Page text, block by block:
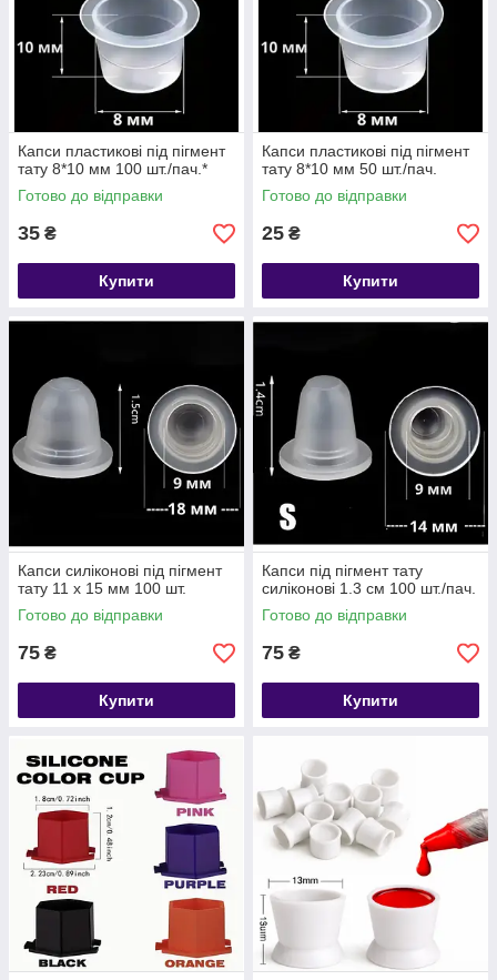
Капси пластикові під пігмент
тату 8*10 мм 100 шт./пач.*
Готово до відправки
35 ₴
Купити
Капси пластикові під пігмент
тату 8*10 мм 50 шт./пач.
Готово до відправки
25 ₴
Купити
Капси силіконові під пігмент
тату 11 х 15 мм 100 шт.
Готово до відправки
75 ₴
Купити
Капси під пігмент тату
силіконові 1.3 см 100 шт./пач.
Готово до відправки
75 ₴
Купити